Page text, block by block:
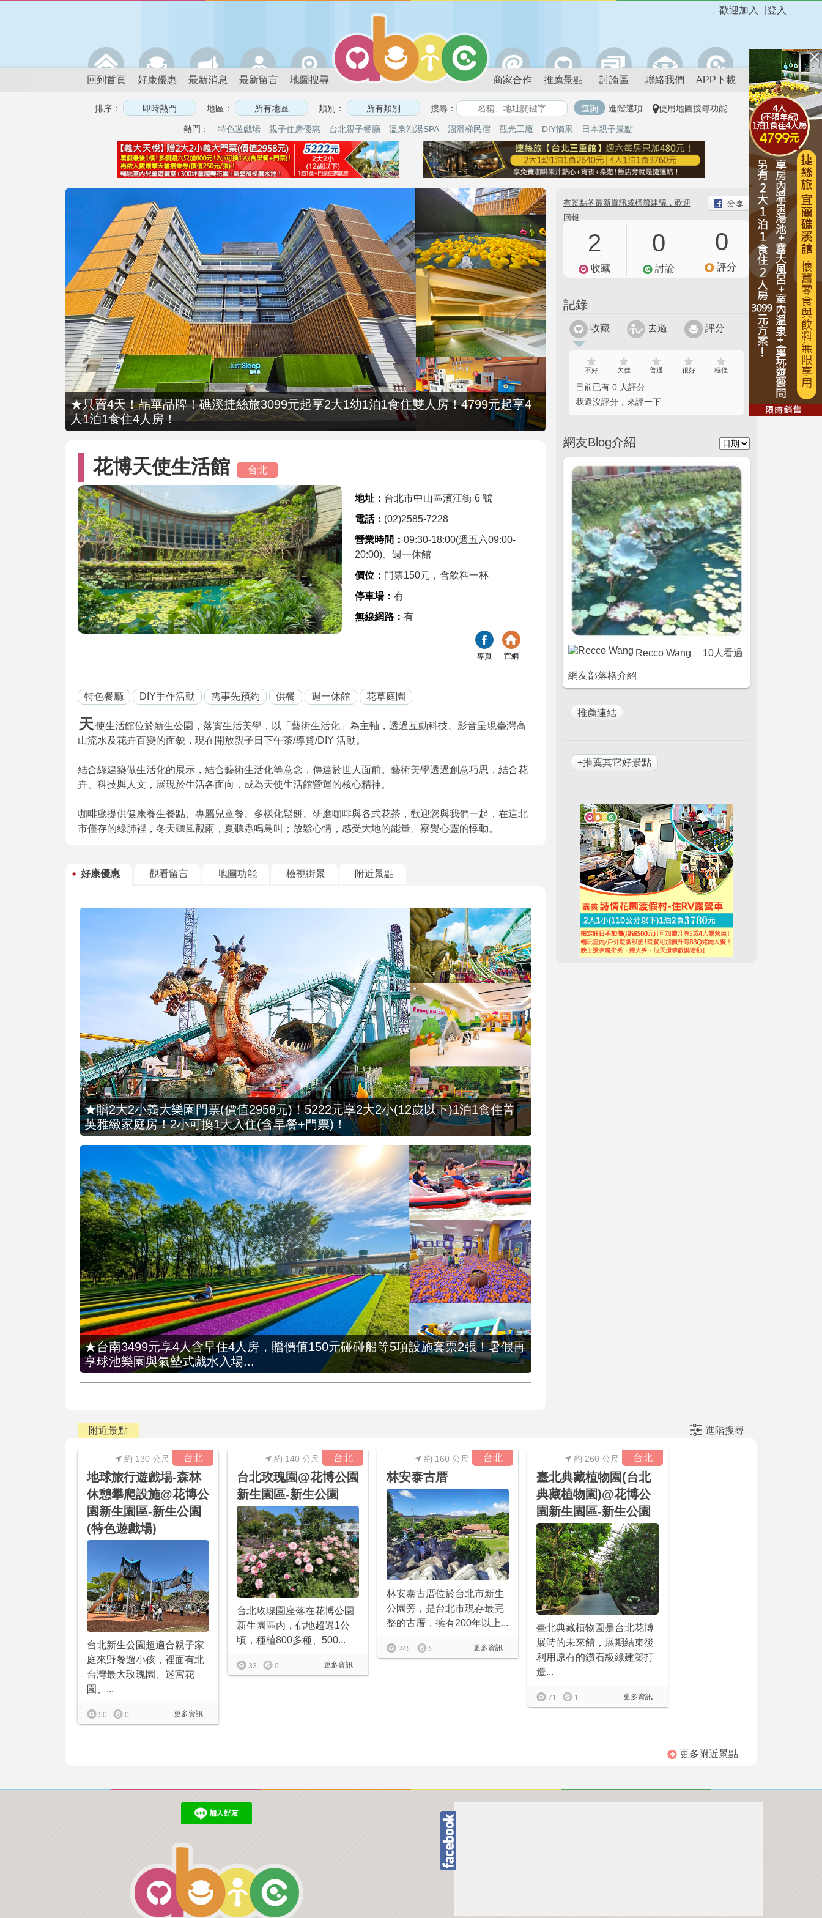
登入
歡迎加入
回到首頁 好康優惠 最新消息 最新留言 地圖搜尋 商家合作 推薦景點 討論區 聯絡我們 APP下載
排序： 地區： 類別： 搜尋： 進階選項 使用地圖搜尋功能
熱門： 特色遊戲場 親子住房優惠 台北親子餐廳 溫泉泡湯SPA 溜滑梯民宿 觀光工廠 DIY摘果 日本親子景點
★只賣4天！晶華品牌！礁溪捷絲旅3099元起享2大1幼1泊1食住雙人房！4799元起享4
人1泊1食住4人房！
花博天使生活館 台北
地址： 台北市中山區濱江街 6 號
電話： (02)2585-7228
營業時間：09:30-18:00(週五六09:00-
20:00)、週一休館
價位： 門票150元，含飲料一杯
停車場：有
無線網路：有
專頁 官網
特色餐廳 DIY手作活動 需事先預約 供餐 週一休館 花草庭園
天 使生活館位於新生公園，落實生活美學，以「藝術生活化」為主軸，透過互動科技、影音呈現臺灣高
山流水及花卉百變的面貌，現在開放親子日下午茶/導覽/DIY 活動。
結合綠建築做生活化的展示，結合藝術生活化等意念，傳達於世人面前。藝術美學透過創意巧思，結合花
卉、科技與人文，展現於生活各面向，成為天使生活館營運的核心精神。
咖啡廳提供健康養生餐點、專屬兒童餐、多樣化鬆餅、研磨咖啡與各式花茶，歡迎您與我們一起，在這北
市僅存的綠肺裡，冬天聽風觀雨，夏聽蟲鳴鳥叫；放鬆心情，感受大地的能量、察覺心靈的悸動。
好康優惠 觀看留言 地圖功能 檢視街景 附近景點
★贈2大2小義大樂園門票(價值2958元)！5222元享2大2小(12歲以下)1泊1食住菁
英雅緻家庭房！2小可換1大入住(含早餐+門票)！
★台南3499元享4人含早住4人房，贈價值150元碰碰船等5項設施套票2張！暑假再
享球池樂園與氣墊式戲水入場...
有景點的最新資訊或標籤建議，歡迎
回報
2
收藏
0
討論
0
評分
記錄
收藏 去過 評分
不好 欠佳 普通 很好 極佳
目前已有 0 人評分
我還沒評分，來評一下
網友Blog介紹
Recco Wang 10人看過
網友部落格介紹
+推薦其它好景點
附近景點 進階搜尋
台北
約 130 公尺
地球旅行遊戲場-森林
休憩攀爬設施@花博公
園新生園區-新生公園
(特色遊戲場)
台北新生公園超適合親子家
庭來野餐遛小孩，裡面有北
台灣最大玫瑰園、迷宮花
園、...
更多資訊
50 0
台北
約 140 公尺
台北玫瑰園@花博公園
新生園區-新生公園
台北玫瑰園座落在花博公園
新生園區內，佔地超過1公
頃，種植800多種、500...
更多資訊
33 0
台北
約 160 公尺
林安泰古厝
林安泰古厝位於台北市新生
公園旁，是台北市現存最完
整的古厝，擁有200年以上...
更多資訊
245 5
台北
約 260 公尺
臺北典藏植物園(台北
典藏植物園)@花博公
園新生園區-新生公園
臺北典藏植物園是台北花博
展時的未來館，展期結束後
利用原有的鑽石級綠建築打
造...
更多資訊
71 1
更多附近景點